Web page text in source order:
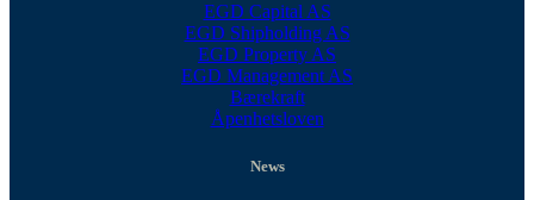
EGD Capital AS
EGD Shipholding AS
EGD Property AS
EGD Management AS
Bærekraft
Åpenhetsloven
News